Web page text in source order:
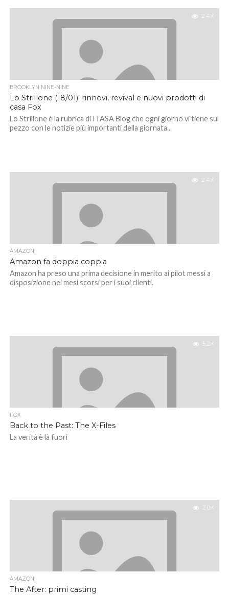
2.4K
BROOKLYN NINE-NINE
Lo Strillone (18/01): rinnovi, revival e nuovi prodotti di
casa Fox
Lo Strillone è la rubrica di ITASA Blog che ogni giorno vi tiene sul
pezzo con le notizie più importanti della giornata...
2.4K
AMAZON
Amazon fa doppia coppia
Amazon ha preso una prima decisione in merito ai pilot messi a
disposizione nei mesi scorsi per i suoi clienti.
5.2K
FOX
Back to the Past: The X-Files
La verità è là fuori
2.0K
AMAZON
The After: primi casting